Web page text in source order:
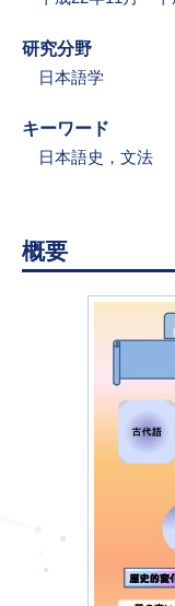
研究分野
日本語学
キーワード
日本語史，文法
概要